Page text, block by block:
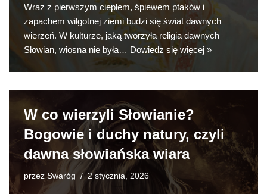
Wraz z pierwszym ciepłem, śpiewem ptaków i
zapachem wilgotnej ziemi budzi się świat dawnych
wierzeń. W kulturze, jaką tworzyła religia dawnych
Słowian, wiosna nie była… Dowiedz się więcej »
W co wierzyli Słowianie?
Bogowie i duchy natury, czyli
dawna słowiańska wiara
przez Swaróg 2 stycznia, 2026